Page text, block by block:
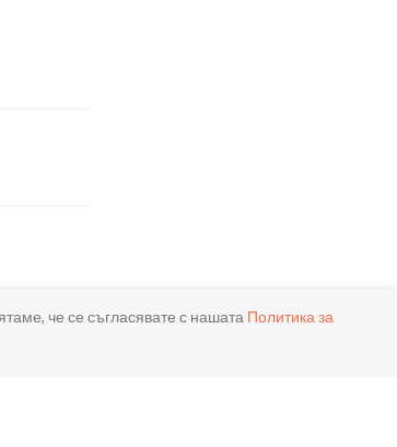
че се съгласявате с нашата Политика за